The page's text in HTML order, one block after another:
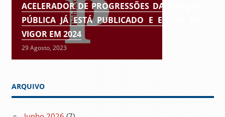
ACELERADOR DE PROGRESSÕES DA FUNÇÃO
PÚBLICA JÁ ESTÁ PUBLICADO E ENTRA EM
VIGOR EM 2024
29 Agosto, 2023
ARQUIVO